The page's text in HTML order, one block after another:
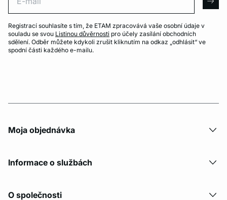
Registrací souhlasíte s tím, že ETAM zpracovává vaše osobní údaje v
souladu se svou Listinou důvěrnosti pro účely zasílání obchodních
sdělení. Odběr můžete kdykoli zrušit kliknutím na odkaz „odhlásit“ ve
spodní části každého e-mailu.
Moja objednávka
Informace o službách
O společnosti